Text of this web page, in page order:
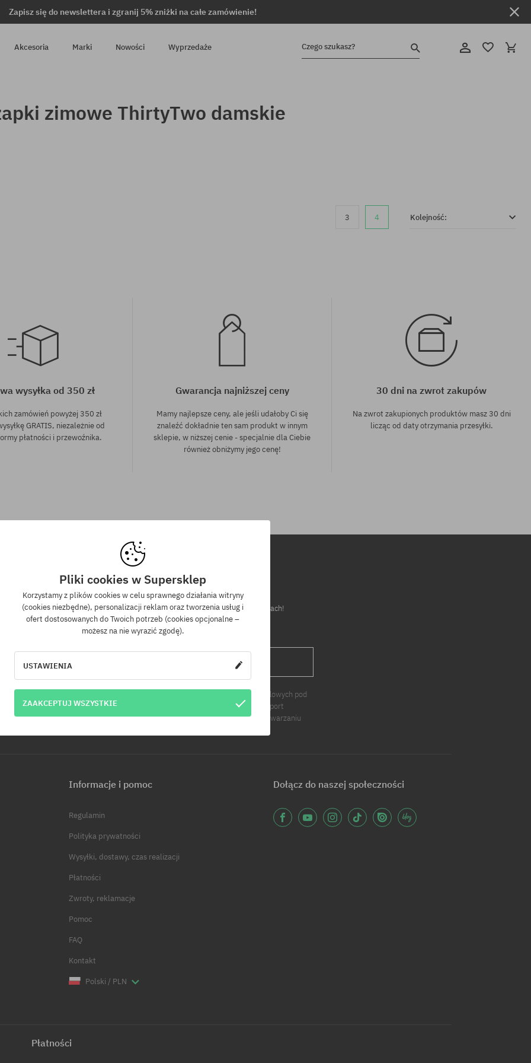
Zapisz się do newslettera i zgranij 5% zniżki na całe zamówienie!
Akcesoria Marki Nowości Wyprzedaże Czego szukasz?
zimowe ThirtyTwo damskie
3 4 Kolejność:
wysyłka od 350 zł
zamówień powyżej 350 zł
GRATIS, niezależnie od
płatności i przewoźnika.
Gwarancja najniższej ceny
Mamy najlepsze ceny, ale jeśli udałoby Ci się
znaleźć dokładnie ten sam produkt w innym
sklepie, w niższej cenie - specjalnie dla Ciebie
również obniżymy jego cenę!
30 dni na zwrot zakupów
Na zwrot zakupionych produktów masz 30 dni
licząc od daty otrzymania przesyłki.
Newsletter
się do naszego newslettera, a dowiesz się jako pierwszy o nowościach i promocjach!
Dodatkowo otrzymasz kod rabatowy -5% na całe zamówienie!
WYŚLIJ
e-mail jest jednoznaczne z wyrażeniem zgody na otrzymywanie informacji handlowych pod
e-mail. Informujemy, że administratorem Twoich danych osobowych jest Cool Sport
z o.o. z siedzibą przy ul. Handlowców 2 w Modlniczce. Dowiedz się więcej o przetwarzaniu
Informacje i pomoc
Regulamin
Polityka prywatności
Wysyłki, dostawy, czas realizacji
Płatności
Zwroty, reklamacje
Pomoc
FAQ
Kontakt
Polski / PLN
Dołącz do naszej społeczności
Płatności
Pliki cookies w Supersklep
Korzystamy z plików cookies w celu sprawnego działania witryny
(cookies niezbędne), personalizacji reklam oraz tworzenia usług i
ofert dostosowanych do Twoich potrzeb (cookies opcjonalne –
możesz na nie wyrazić zgodę).
USTAWIENIA
ZAAKCEPTUJ WSZYSTKIE